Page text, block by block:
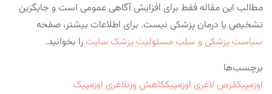
مطالب این مقاله فقط برای افزایش آگاهی عمومی است و جایگزین
تشخیص یا درمان پزشکی نیست. برای اطلاعات بیشتر، صفحه
سیاست پزشکی و سلب مسئولیت پزشک سایت را بخوانید.
برچسب‌ها
اوزمپیکقرص لاغری اوزمپیککاهش وزنلاغری اوزمپیک